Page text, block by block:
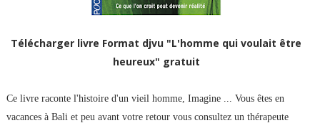
Télécharger livre Format djvu "L'homme qui voulait être
heureux" gratuit
Ce livre raconte l'histoire d'un vieil homme, Imagine ... Vous êtes en
vacances à Bali et peu avant votre retour vous consultez un thérapeute